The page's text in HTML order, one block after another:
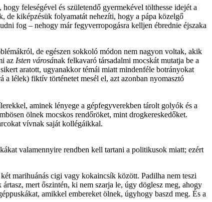
feleségével és születendő gyermekével tölthesse idejét a
de kiképzésük folyamatát nehezíti, hogy a pápa közelgő
fog – nehogy már fegyverropogásra kelljen ébrednie éjszaka
de egészen sokkoló módon nem nagyon voltak, akik
az Isten városának felkavaró társadalmi mocskát mutatja be a
aratott, ugyanakkor témái miatt mindenféle botrányokat
a lélek) fiktív történetet mesél el, azt azonban nyomasztó
aminek lényege a gépfegyverekben tárolt golyók és a
ölnek mocskos rendőröket, mint drogkereskedőket.
vívnak saját kollégáikkal.
valamennyire rendben kell tartani a politikusok miatt; ezért
marihuánás cigi vagy kokaincsík között. Padilha nem teszi
mert őszintén, ki nem szarja le, úgy döglesz meg, ahogy
amikkel embereket ölnek, úgyhogy baszd meg. És a